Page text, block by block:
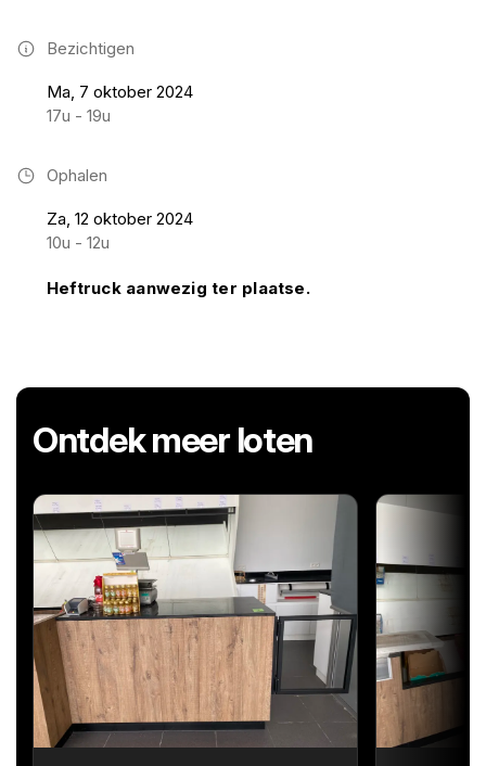
Bezichtigen
Ma, 7 oktober 2024
17u - 19u
Ophalen
Za, 12 oktober 2024
10u - 12u
Heftruck aanwezig ter plaatse.
Ontdek meer loten